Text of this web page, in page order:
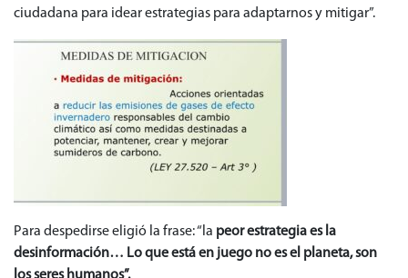
ciudadana para idear estrategias para adaptarnos y mitigar”.
Para despedirse eligió la frase: “la peor estrategia es la
desinformación… Lo que está en juego no es el planeta, son